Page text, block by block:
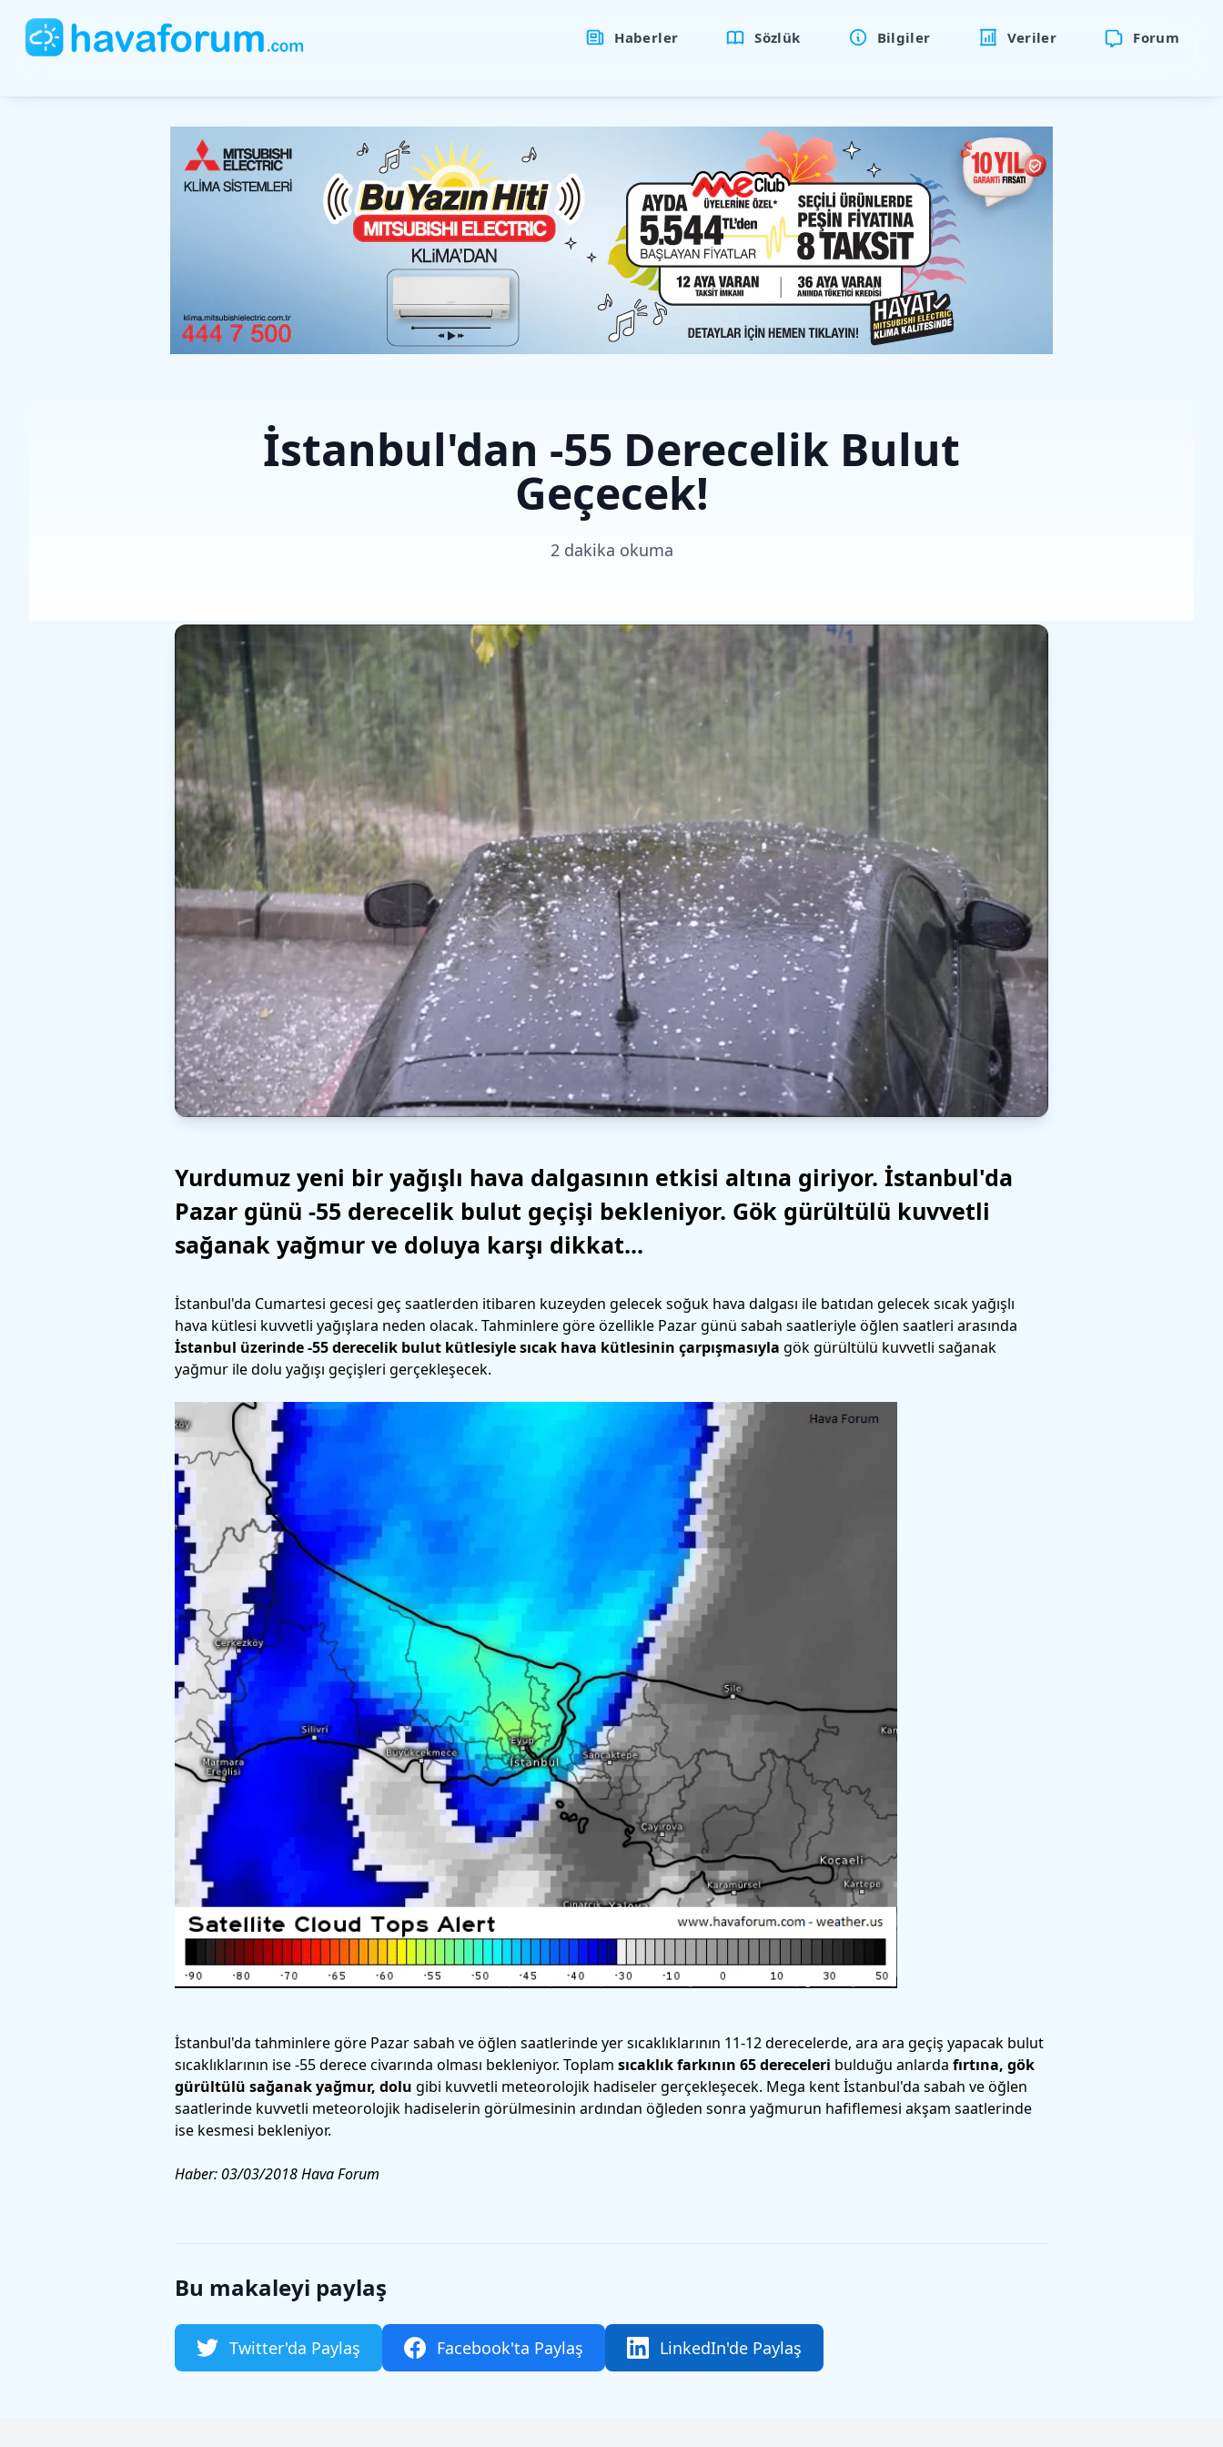
Haberler Sözlük Bilgiler Veriler Forum
İstanbul'dan -55 Derecelik Bulut
Geçecek!
2 dakika okuma
Yurdumuz yeni bir yağışlı hava dalgasının etkisi altına giriyor. İstanbul'da
Pazar günü -55 derecelik bulut geçişi bekleniyor. Gök gürültülü kuvvetli
sağanak yağmur ve doluya karşı dikkat...
İstanbul'da Cumartesi gecesi geç saatlerden itibaren kuzeyden gelecek soğuk hava dalgası ile batıdan gelecek sıcak yağışlı
hava kütlesi kuvvetli yağışlara neden olacak. Tahminlere göre özellikle Pazar günü sabah saatleriyle öğlen saatleri arasında
İstanbul üzerinde -55 derecelik bulut kütlesiyle sıcak hava kütlesinin çarpışmasıyla gök gürültülü kuvvetli sağanak
yağmur ile dolu yağışı geçişleri gerçekleşecek.
İstanbul'da tahminlere göre Pazar sabah ve öğlen saatlerinde yer sıcaklıklarının 11-12 derecelerde, ara ara geçiş yapacak bulut
sıcaklıklarının ise -55 derece civarında olması bekleniyor. Toplam sıcaklık farkının 65 dereceleri bulduğu anlarda fırtına, gök
gürültülü sağanak yağmur, dolu gibi kuvvetli meteorolojik hadiseler gerçekleşecek. Mega kent İstanbul'da sabah ve öğlen
saatlerinde kuvvetli meteorolojik hadiselerin görülmesinin ardından öğleden sonra yağmurun hafiflemesi akşam saatlerinde
ise kesmesi bekleniyor.
Haber: 03/03/2018 Hava Forum
Bu makaleyi paylaş
Twitter'da Paylaş Facebook'ta Paylaş LinkedIn'de Paylaş